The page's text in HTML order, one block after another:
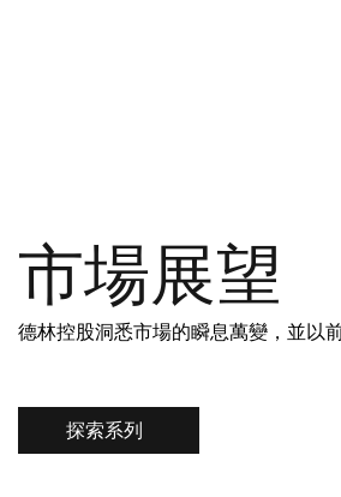
市場展望
德林控股洞悉市場的瞬息萬變，並以
探索系列